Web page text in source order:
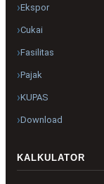
Ekspor
Cukai
Fasilitas
Pajak
KUPAS
Download
KALKULATOR